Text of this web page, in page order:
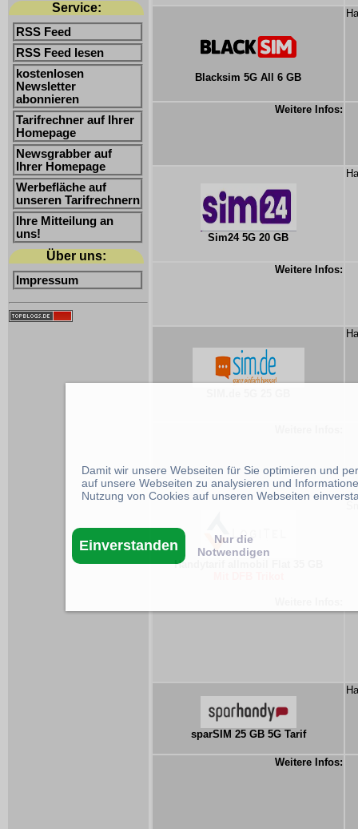
Service:
RSS Feed
RSS Feed lesen
kostenlosen
Newsletter
abonnieren
Tarifrechner auf Ihrer
Homepage
Newsgrabber auf
Ihrer Homepage
Werbefläche auf
unseren Tarifrechnern
Ihre Mitteilung an
uns!
Über uns:
Impressum
Blacksim 5G All 6 GB
Weitere Infos:
Sim24 5G 20 GB
Weitere Infos:
Handytarif allmobil Flat 35 GB
sparSIM 25 GB 5G Tarif
Weitere Infos:
Damit wir unsere Webseiten für Sie optimieren und
auf unsere Webseiten zu analysieren und
Nutzung von Cookies auf unseren Webseiten
Einverstanden
Nur die
Notwendigen